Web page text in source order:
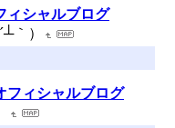
ィシャルブログ
｀）
フィシャルブログ